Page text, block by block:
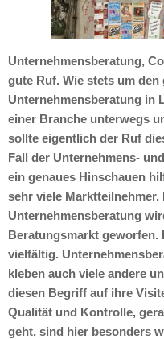
Unternehmensberatung,
gute Ruf. Wie stets um den
Unternehmensberatung in
einer Branche unterwegs
sollte eigentlich der Ruf
Fall der Unternehmens-
ein genaues Hinschauen
sehr viele Marktteilnehmer.
Unternehmensberatung
Beratungsmarkt geworfen.
vielfältig.
kleben auch viele andere
diesen Begriff auf ihre
Qualität und Kontrolle,
geht, sind hier besonders